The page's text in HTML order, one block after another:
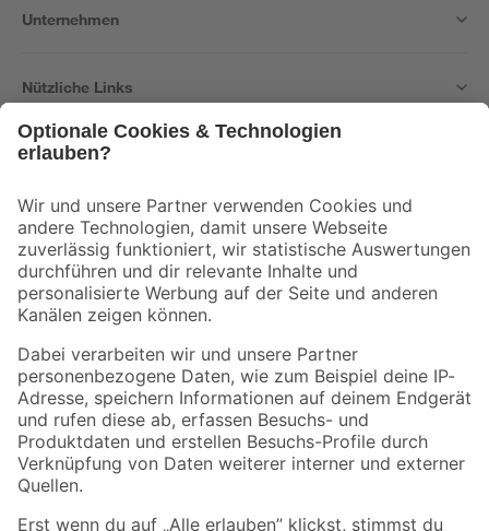
Unternehmen
Nützliche Links
Der toom Newsletter: Keine Angebote und Aktionen mehr verpassen!
Zur Newsletter Anmeldung
Folge uns
Zahlungsarten Versandarten
Sicher einkaufen